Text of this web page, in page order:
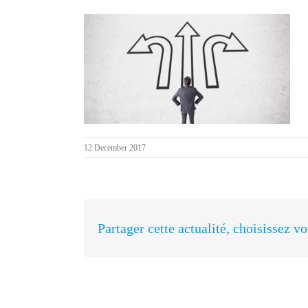
12 December 2017
Partager cette actualité, choisissez